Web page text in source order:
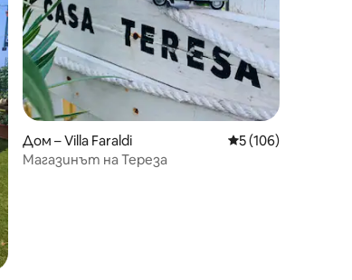
Дом – Villa Faraldi Средна оценка: 5
5 (106)
Магазинът на Тереза